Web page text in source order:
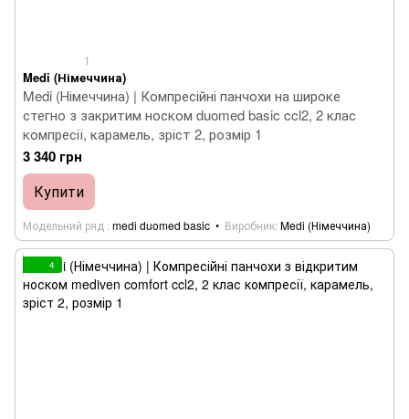
1
Medi (Німеччина)
Medi (Німеччина) | Компресійні панчохи на широке
стегно з закритим носком duomed basic ccl2, 2 клас
компресії, карамель, зріст 2, розмір 1
3 340 грн
Купити
Модельний ряд medi duomed basic Виробник Medi (Німеччина)
4